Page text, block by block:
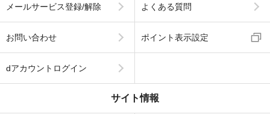
メールサービス登録/解除 よくある質問
お問い合わせ ポイント表示設定
dアカウントログイン
サイト情報